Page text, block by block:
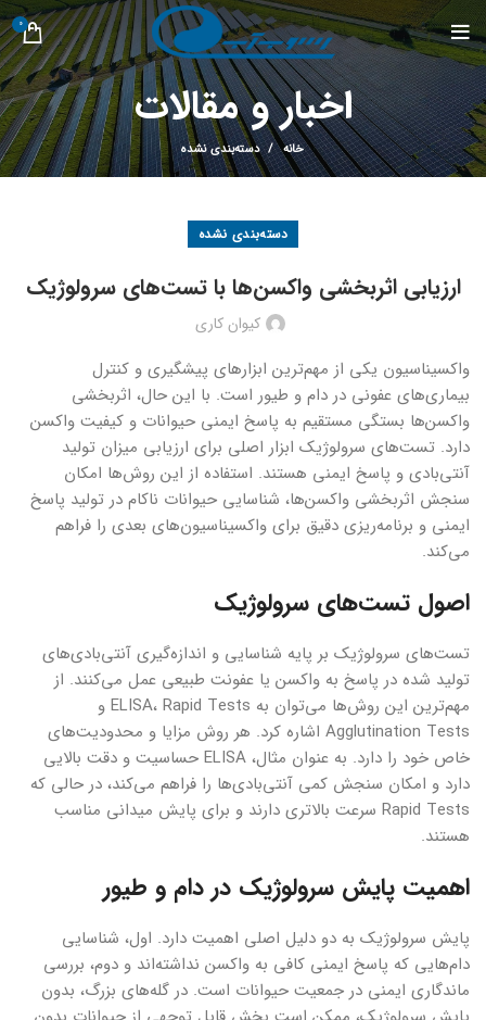
0
اخبار و مقالات
خانه دسته‌بندی نشده
دسته‌بندی نشده
ارزیابی اثربخشی واکسن‌ها با تست‌های سرولوژیک
کیوان کاری
واکسیناسیون یکی از مهم‌ترین ابزارهای پیشگیری و کنترل
بیماری‌های عفونی در دام و طیور است. با این حال، اثربخشی
واکسن‌ها بستگی مستقیم به پاسخ ایمنی حیوانات و کیفیت واکسن
دارد. تست‌های سرولوژیک ابزار اصلی برای ارزیابی میزان تولید
آنتی‌بادی و پاسخ ایمنی هستند. استفاده از این روش‌ها امکان
سنجش اثربخشی واکسن‌ها، شناسایی حیوانات ناکام در تولید پاسخ
ایمنی و برنامه‌ریزی دقیق برای واکسیناسیون‌های بعدی را فراهم
می‌کند.
اصول تست‌های سرولوژیک
تست‌های سرولوژیک بر پایه شناسایی و اندازه‌گیری آنتی‌بادی‌های
تولید شده در پاسخ به واکسن یا عفونت طبیعی عمل می‌کنند. از
مهم‌ترین این روش‌ها می‌توان به ELISA، Rapid Tests و
Agglutination Tests اشاره کرد. هر روش مزایا و محدودیت‌های
خاص خود را دارد. به عنوان مثال، ELISA حساسیت و دقت بالایی
دارد و امکان سنجش کمی آنتی‌بادی‌ها را فراهم می‌کند، در حالی که
Rapid Tests سرعت بالاتری دارند و برای پایش میدانی مناسب
هستند.
اهمیت پایش سرولوژیک در دام و طیور
پایش سرولوژیک به دو دلیل اصلی اهمیت دارد. اول، شناسایی
دام‌هایی که پاسخ ایمنی کافی به واکسن نداشته‌اند و دوم، بررسی
ماندگاری ایمنی در جمعیت حیوانات است. در گله‌های بزرگ، بدون